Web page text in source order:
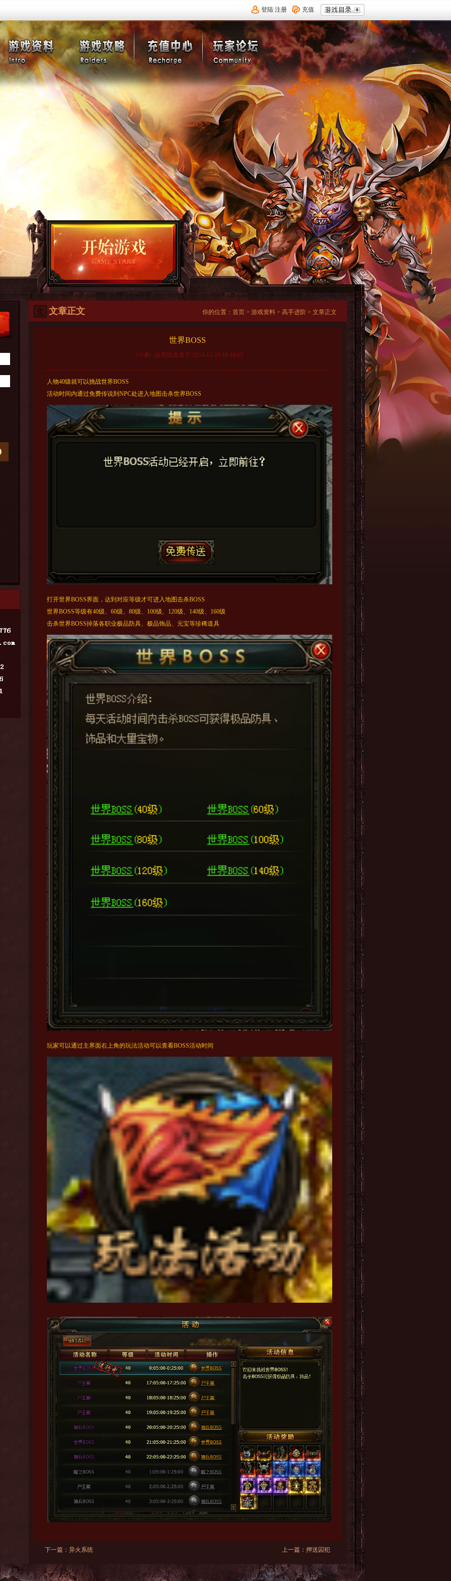
登陆/注册 充值
文章正文 你的位置： 首页> 游戏资料> 高手进阶> 文章正文
世界BOSS
《斗Ⅲ》运营组发表于:2014-12-16 10:44:12
人物40级就可以挑战世界BOSS
活动时间内通过免费传说到NPC处进入地图击杀世界BOSS
打开世界BOSS界面，达到对应等级才可进入地图击杀BOSS
世界BOSS等级有40级、60级、80级、100级、120级、140级、160级
击杀世界BOSS掉落各职业极品防具、极品饰品、元宝等珍稀道具
玩家可以通过主界面右上角的玩法活动可以查看BOSS活动时间
下一篇： 异火系统 上一篇： 押送囚犯